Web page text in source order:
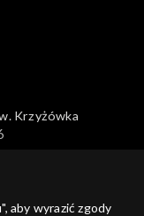
Krzyżówka
aby wyrazić zgody